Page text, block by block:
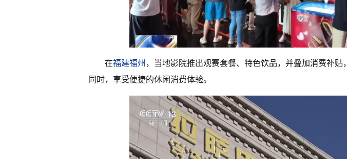
在福建福州 ，当地影院推出观赛套餐、特色饮品，并叠加消费补贴
同时，享受便捷的休闲消费体验。